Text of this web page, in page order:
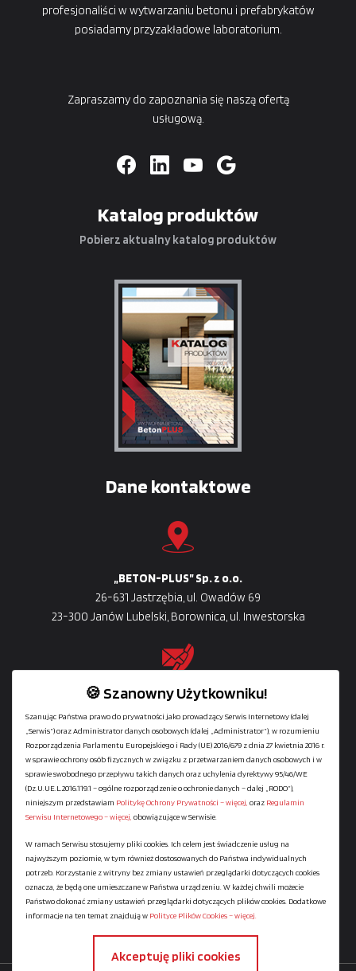
profesjonaliści w wytwarzaniu betonu i prefabrykatów
posiadamy przyzakładowe laboratorium.
Zapraszamy do zapoznania się naszą ofertą
usługową.
Katalog produktów
Pobierz aktualny katalog produktów
Dane kontaktowe
„BETON-PLUS” Sp. z o.o.
26-631 Jastrzębia, ul. Owadów 69
23-300 Janów Lubelski, Borownica, ul. Inwestorska
Owadów: +48608-440-640| +48(48) 381-70-70
Janów Lubelski: +48691-199-991
Dział sprzedaży prefabrykatów
+48691-484-036
Dystrybucja
Regulamin serwisu
Polityka Ochrony Prywatności
Polityka Plików Cookies
🍪 Szanowny Użytkowniku!
Szanując Państwa prawo do prywatności jako prowadzący Serwis Internetowy (dalej
„Serwis”) oraz Administrator danych osobowych (dalej „Administrator”), w rozumieniu
Rozporządzenia Parlamentu Europejskiego i Rady (UE) 2016/679 z dnia 27 kwietnia 2016 r.
w sprawie ochrony osób fizycznych w związku z przetwarzaniem danych osobowych i w
sprawie swobodnego przepływu takich danych oraz uchylenia dyrektywy 95/46/WE
(Dz.U.UE.L.2016.119.1 – ogólne rozporządzenie o ochronie danych – dalej „RODO”),
niniejszym przedstawiam Politykę Ochrony Prywatności – więcej, oraz Regulamin
Serwisu Internetowego – więcej, obowiązujące w Serwisie.
W ramach Serwisu stosujemy pliki cookies. Ich celem jest świadczenie usług na
najwyższym poziomie, w tym również dostosowanych do Państwa indywidualnych
potrzeb. Korzystanie z witryny bez zmiany ustawień przeglądarki dotyczących cookies
oznacza, że będą one umieszczane w Państwa urządzeniu. W każdej chwili możecie
Państwo dokonać zmiany ustawień przeglądarki dotyczących plików cookies. Dodatkowe
informacje na ten temat znajdują w Polityce Plików Cookies – więcej.
Akceptuję pliki cookies